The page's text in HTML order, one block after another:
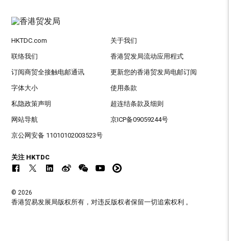
HKTDC.com 关于我们
联络我们 香港贸发局流动应用程式
订阅商贸全接触电邮通讯 更新您的香港贸发局电邮订阅
字体大小 使用条款
私隐政策声明 超连结条款及细则
网站导航 京ICP备09059244号
京公网安备 11010102003523号
关注 HKTDC
© 2026
香港贸易发展局版权所有，对违反版权者保留一切追索权利 。